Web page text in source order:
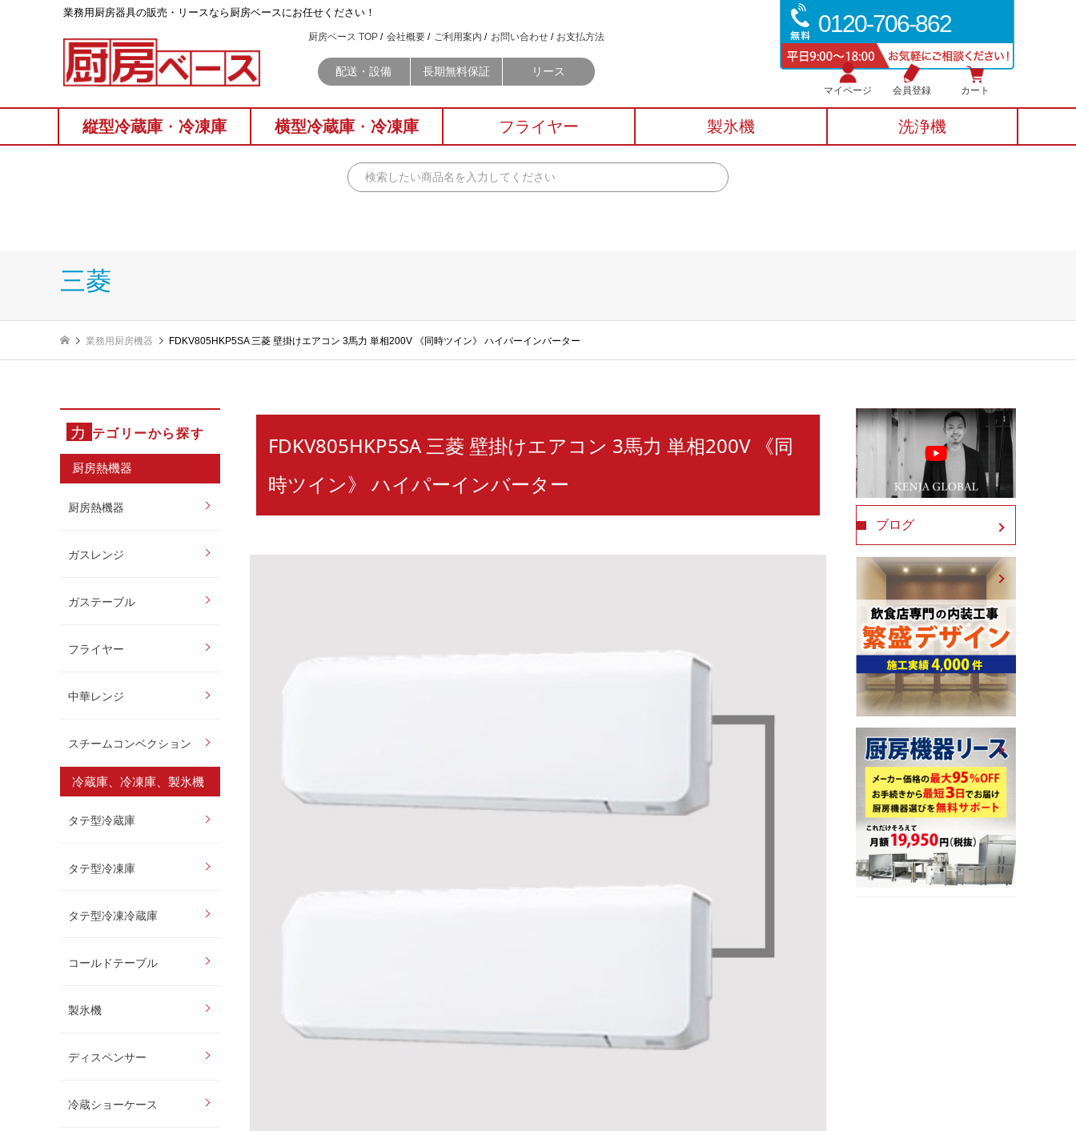
0120-706-862
業務⽤厨房器具の販売・リースなら厨房ベースにお任せください！
厨房ベース TOP 会社概要 ご利用案内 お問い合わせ お支払方法
配送・設備 長期無料保証 リース
マイページ 会員登録 カート
縦型冷蔵庫 ・ 冷凍庫 横型冷蔵庫 ・ 冷凍庫 フライヤー 製氷機 洗浄機
三菱
業務用厨房機器 FDKV805HKP5SA 三菱 壁掛けエアコン 3馬力 単相200V 《同時ツイン》 ハイパーインバーター
カ テゴリーから探す
厨房熱機器
厨房熱機器
ガスレンジ
ガステーブル
フライヤー
中華レンジ
スチームコンベクション
冷蔵庫、冷凍庫、製氷機
タテ型冷蔵庫
タテ型冷凍庫
タテ型冷凍冷蔵庫
コールドテーブル
製氷機
ディスペンサー
冷蔵ショーケース
FDKV805HKP5SA 三菱 壁掛けエアコン 3馬力 単相200V 《同
時ツイン》 ハイパーインバーター
ブログ